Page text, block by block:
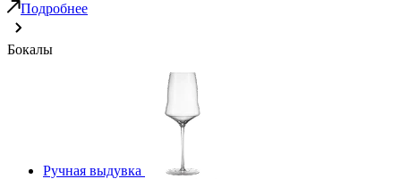
Подробнее
Бокалы
Ручная выдувка